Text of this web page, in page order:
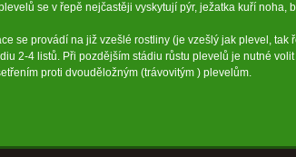
se v řepě nejčastěji vyskytují pýr, ježatka kuří noha,
se provádí na již vzešlé rostliny (je vzešlý jak plevel, tak
2-4 listů. Při pozdějším stádiu růstu plevelů je nutné
proti dvouděložným (trávovitým ) plevelům.